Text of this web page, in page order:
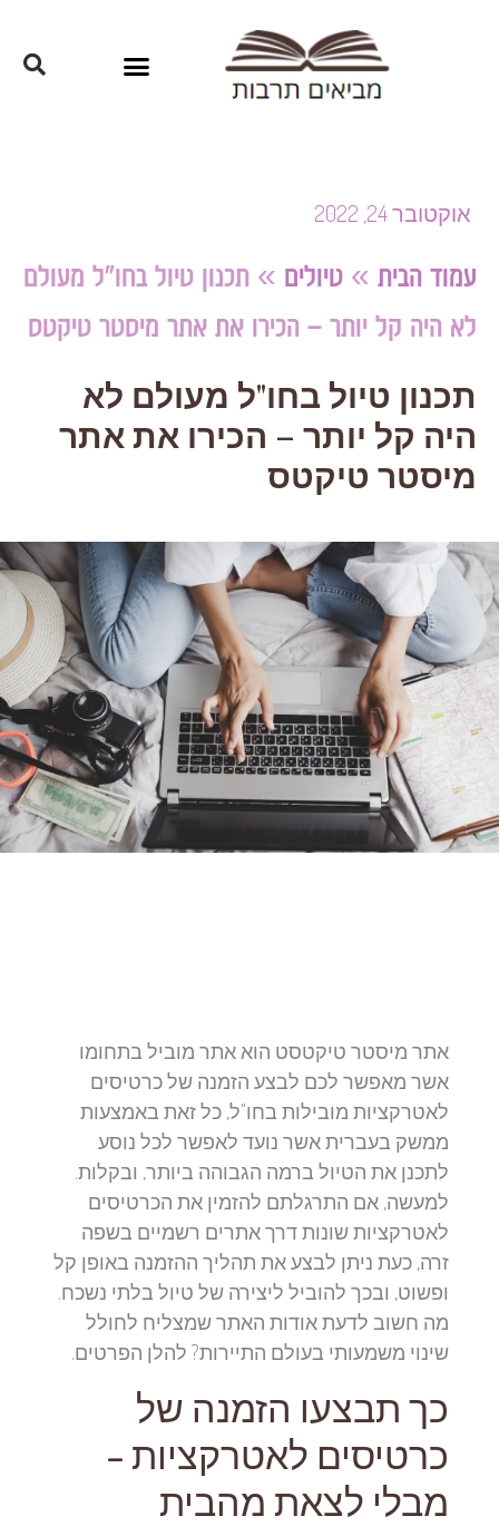
אוקטובר 24, 2022
עמוד הבית»טיולים»תכנון טיול בחו"ל מעולם
לא היה קל יותר – הכירו את אתר מיסטר טיקטס
תכנון טיול בחו"ל מעולם לא
היה קל יותר – הכירו את אתר
מיסטר טיקטס
אתר מיסטר טיקטסט הוא אתר מוביל בתחומו
אשר מאפשר לכם לבצע הזמנה של כרטיסים
לאטרקציות מובילות בחו"ל, כל זאת באמצעות
ממשק בעברית אשר נועד לאפשר לכל נוסע
לתכנן את הטיול ברמה הגבוהה ביותר, ובקלות.
למעשה, אם התרגלתם להזמין את הכרטיסים
לאטרקציות שונות דרך אתרים רשמיים בשפה
זרה, כעת ניתן לבצע את תהליך ההזמנה באופן קל
ופשוט, ובכך להוביל ליצירה של טיול בלתי נשכח.
מה חשוב לדעת אודות האתר שמצליח לחולל
שינוי משמעותי בעולם התיירות? להלן הפרטים.
כך תבצעו הזמנה של
כרטיסים לאטרקציות –
מבלי לצאת מהבית